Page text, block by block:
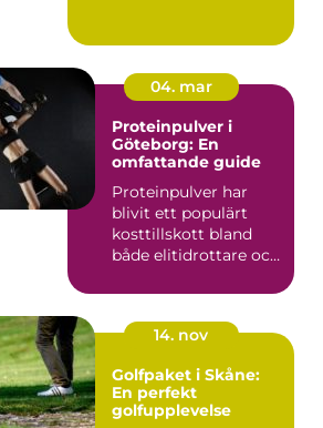
04. mar
Proteinpulver i
Göteborg: En
omfattande guide
Proteinpulver har
blivit ett populärt
kosttillskott bland
både elitidrottare och
14. nov
Golfpaket i Skåne:
En perfekt
golfupplevelse